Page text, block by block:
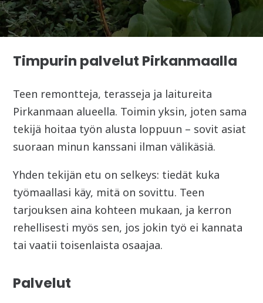
Timpurin palvelut Pirkanmaalla
Teen remontteja, terasseja ja laitureita
Pirkanmaan alueella. Toimin yksin, joten sama
tekijä hoitaa työn alusta loppuun – sovit asiat
suoraan minun kanssani ilman välikäsiä.
Yhden tekijän etu on selkeys: tiedät kuka
työmaallasi käy, mitä on sovittu. Teen
tarjouksen aina kohteen mukaan, ja kerron
rehellisesti myös sen, jos jokin työ ei kannata
tai vaatii toisenlaista osaajaa.
Palvelut